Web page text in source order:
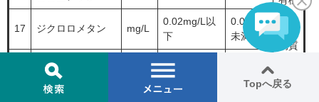
化学
物質
17 ジクロロメタン mg/L
0.02mg/L以
下
0.0002
未満
テトラクロロエチ
レン
0.01mg/L以
下
Topへ戻る